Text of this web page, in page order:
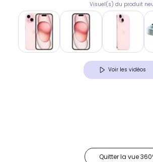
Visuel(s) du produit
Voir les vidéos
Quitter la vue